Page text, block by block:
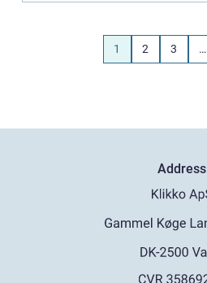
1 2 3 …
Address